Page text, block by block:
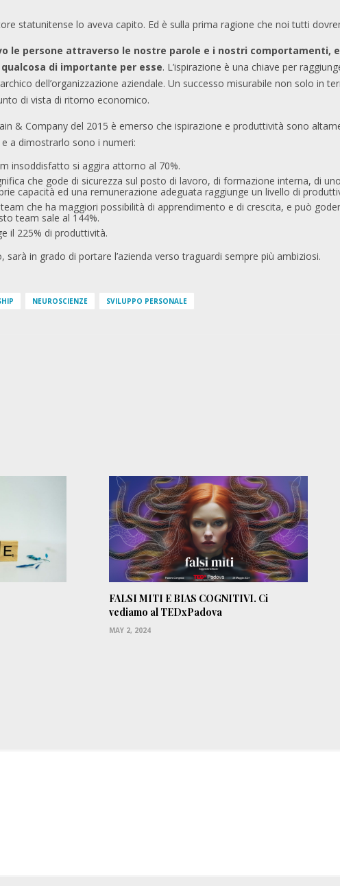
statunitense lo aveva capito. Ed è sulla prima ragione che noi tutti
le persone attraverso le nostre parole e i nostri comportamenti,
di importante per esse. L’ispirazione è una chiave per
dell’organizzazione aziendale. Un successo misurabile non solo in
di vista di ritorno economico.
& Company del 2015 è emerso che ispirazione e produttività sono
e a dimostrarlo sono i numeri:
insoddisfatto si aggira attorno al 70%.
che gode di sicurezza sul posto di lavoro, di formazione interna, di
capacità ed una remunerazione adeguata raggiunge un livello di
che ha maggiori possibilità di apprendimento e di crescita, e può
team sale al 144%.
il 225% di produttività.
in grado di portare l’azienda verso traguardi sempre più ambiziosi.
NEUROSCIENZE SVILUPPO PERSONALE
FALSI MITI E BIAS COGNITIVI. Ci
vediamo al TEDxPadova
MAY 2, 2024